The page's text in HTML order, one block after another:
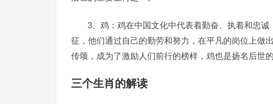
3、鸡：鸡在中国文化中代表着勤奋、执着和忠
征，他们通过自己的勤劳和努力，在平凡的岗位上做
传颂，成为了激励人们前行的榜样，鸡也是扬名后世
三个生肖的解读